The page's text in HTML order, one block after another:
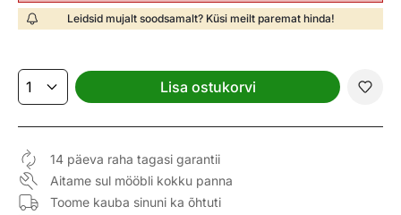
Leidsid mujalt soodsamalt? Küsi meilt paremat hinda!
Lisa ostukorvi
14 päeva raha tagasi garantii
Aitame sul mööbli kokku panna
Toome kauba sinuni ka õhtuti